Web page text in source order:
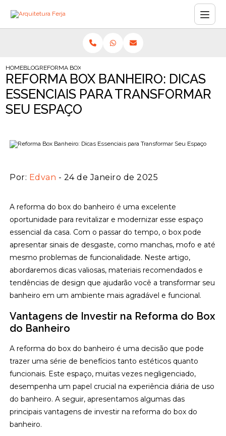
HOMEBLOGREFORMA BOX BANHEIRO: DICAS ESSENCIAIS PARA
REFORMA BOX BANHEIRO: DICAS
ESSENCIAIS PARA TRANSFORMAR
SEU ESPAÇO
Por: Edvan - 24 de Janeiro de 2025
A reforma do box do banheiro é uma excelente
oportunidade para revitalizar e modernizar esse espaço
essencial da casa. Com o passar do tempo, o box pode
apresentar sinais de desgaste, como manchas, mofo e até
mesmo problemas de funcionalidade. Neste artigo,
abordaremos dicas valiosas, materiais recomendados e
tendências de design que ajudarão você a transformar seu
banheiro em um ambiente mais agradável e funcional.
Vantagens de Investir na Reforma do Box
do Banheiro
A reforma do box do banheiro é uma decisão que pode
trazer uma série de benefícios tanto estéticos quanto
funcionais. Este espaço, muitas vezes negligenciado,
desempenha um papel crucial na experiência diária de uso
do banheiro. A seguir, apresentamos algumas das
principais vantagens de investir na reforma do box do
banheiro.